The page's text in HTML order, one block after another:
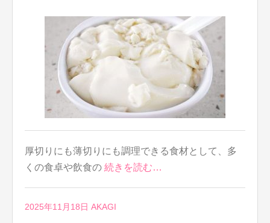
厚切りにも薄切りにも調理できる食材として、多
くの食卓や飲食の 続きを読む…
2025年11月18日 AKAGI